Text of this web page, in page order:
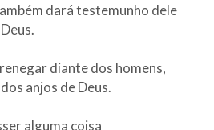
dará testemunho dele
diante dos homens,
anjos de Deus.
alguma coisa